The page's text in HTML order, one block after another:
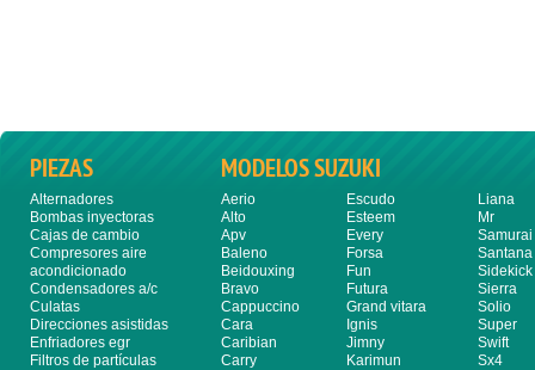
PIEZAS
Alternadores
Bombas inyectoras
Cajas de cambio
Compresores aire
acondicionado
Condensadores a/c
Culatas
Direcciones asistidas
Enfriadores egr
Filtros de partículas
MODELOS SUZUKI
Aerio
Alto
Apv
Baleno
Beidouxing
Bravo
Cappuccino
Cara
Caribian
Carry
Escudo
Esteem
Every
Forsa
Fun
Futura
Grand vitara
Ignis
Jimny
Karimun
Liana
Mr
Samurai
Santana
Sidekick
Sierra
Solio
Super
Swift
Sx4